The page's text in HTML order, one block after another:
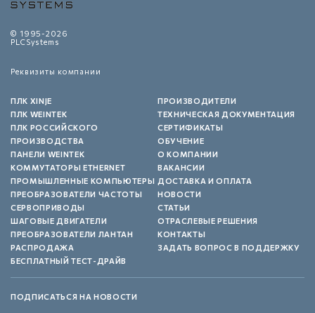
© 1995-2026
PLCSystems
Реквизиты компании
ПЛК XINJE
ПЛК WEINTEK
ПЛК РОССИЙСКОГО
ПРОИЗВОДСТВА
ПАНЕЛИ WEINTEK
КОММУТАТОРЫ ETHERNET
ПРОМЫШЛЕННЫЕ КОМПЬЮТЕРЫ
ПРЕОБРАЗОВАТЕЛИ ЧАСТОТЫ
СЕРВОПРИВОДЫ
ШАГОВЫЕ ДВИГАТЕЛИ
ПРЕОБРАЗОВАТЕЛИ ЛАНТАН
РАСПРОДАЖА
БЕСПЛАТНЫЙ ТЕСТ-ДРАЙВ
ПРОИЗВОДИТЕЛИ
ТЕХНИЧЕСКАЯ ДОКУМЕНТАЦИЯ
СЕРТИФИКАТЫ
ОБУЧЕНИЕ
О КОМПАНИИ
ВАКАНСИИ
ДОСТАВКА И ОПЛАТА
НОВОСТИ
СТАТЬИ
ОТРАСЛЕВЫЕ РЕШЕНИЯ
КОНТАКТЫ
ЗАДАТЬ ВОПРОС В ПОДДЕРЖКУ
ПОДПИСАТЬСЯ НА НОВОСТИ